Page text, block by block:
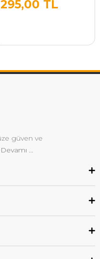
295,00 TL
güven ve
...